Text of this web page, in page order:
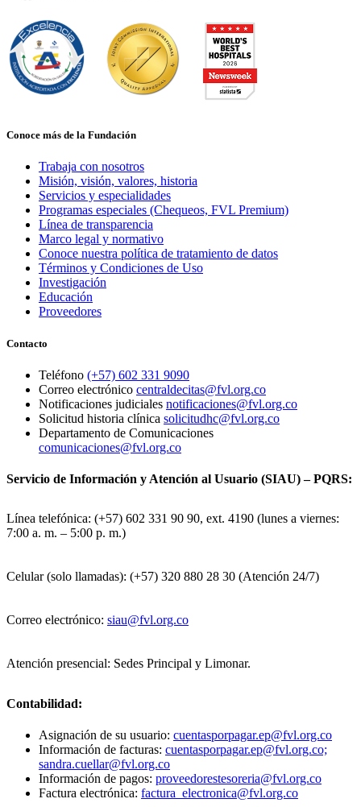
Conoce más de la Fundación
Trabaja con nosotros
Misión, visión, valores, historia
Servicios y especialidades
Programas especiales (Chequeos, FVL Premium)
Línea de transparencia
Marco legal y normativo
Conoce nuestra política de tratamiento de datos
Términos y Condiciones de Uso
Investigación
Educación
Proveedores
Contacto
Teléfono (+57) 602 331 9090
Correo electrónico centraldecitas@fvl.org.co
Notificaciones judiciales notificaciones@fvl.org.co
Solicitud historia clínica solicitudhc@fvl.org.co
Departamento de Comunicaciones
comunicaciones@fvl.org.co
Servicio de Información y Atención al Usuario (SIAU) – PQRS:
Línea telefónica: (+57) 602 331 90 90, ext. 4190 (lunes a viernes:
7:00 a. m. – 5:00 p. m.)
Celular (solo llamadas): (+57) 320 880 28 30 (Atención 24/7)
Correo electrónico: siau@fvl.org.co
Atención presencial: Sedes Principal y Limonar.
Contabilidad:
Asignación de su usuario: cuentasporpagar.ep@fvl.org.co
Información de facturas: cuentasporpagar.ep@fvl.org.co;
sandra.cuellar@fvl.org.co
Información de pagos: proveedorestesoreria@fvl.org.co
Factura electrónica: factura_electronica@fvl.org.co